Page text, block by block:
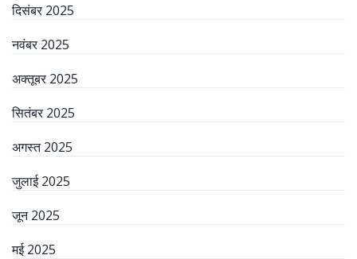
दिसंबर 2025
नवंबर 2025
अक्तूबर 2025
सितंबर 2025
अगस्त 2025
जुलाई 2025
जून 2025
मई 2025